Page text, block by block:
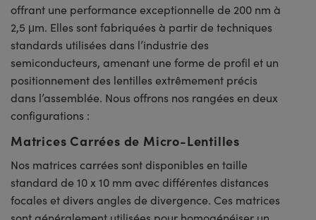
offrant une performance exceptionnelle de 200 nm à
2,5 μm. Elles sont fabriquées à partir de techniques
standards utilisées dans l’industrie des
semiconducteurs, amenant une forme de profil et un
positionnement des lentilles extrêmement précis
dans l’assemblée. Nous offrons nos rangées en deux
configurations :
Matrices Carrées de Micro-Lentilles
Nos matrices carrées sont disponibles en taille
standard de 10 x 10 mm avec différentes distances
focales et divers angles de divergence. Ces matrices